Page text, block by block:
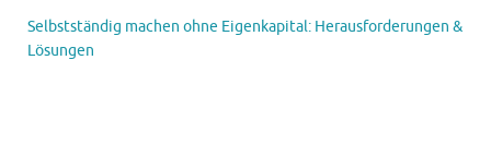
Selbstständig machen ohne Eigenkapital: Herausforderungen &
Lösungen